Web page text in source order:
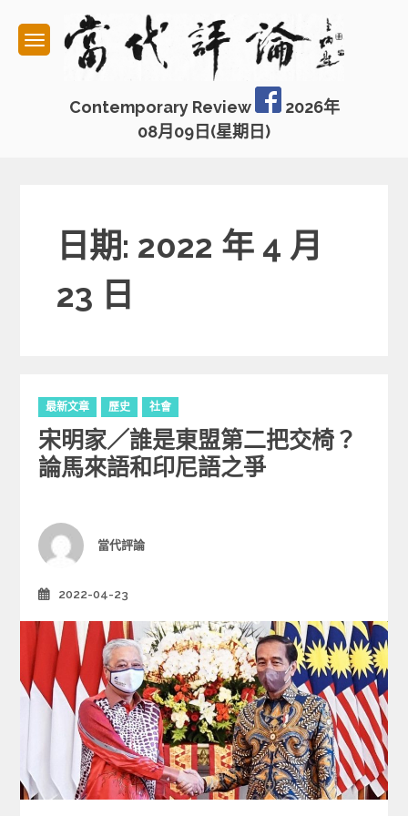
content
Contemporary Review
2026年
08月09日(星期日)
日期: 2022 年 4 月
23 日
C
a
t
e
g
i
e
最新文章 歷史 社會
宋明家／誰是東盟第二把交椅？
論馬來語和印尼語之爭
Author
當代評論
2022-04-23